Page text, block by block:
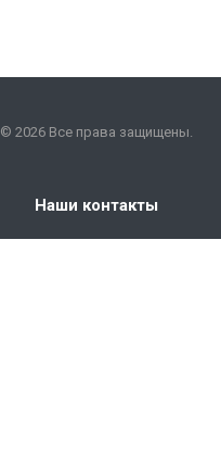
© 2026 Все права защищены.
Наши контакты